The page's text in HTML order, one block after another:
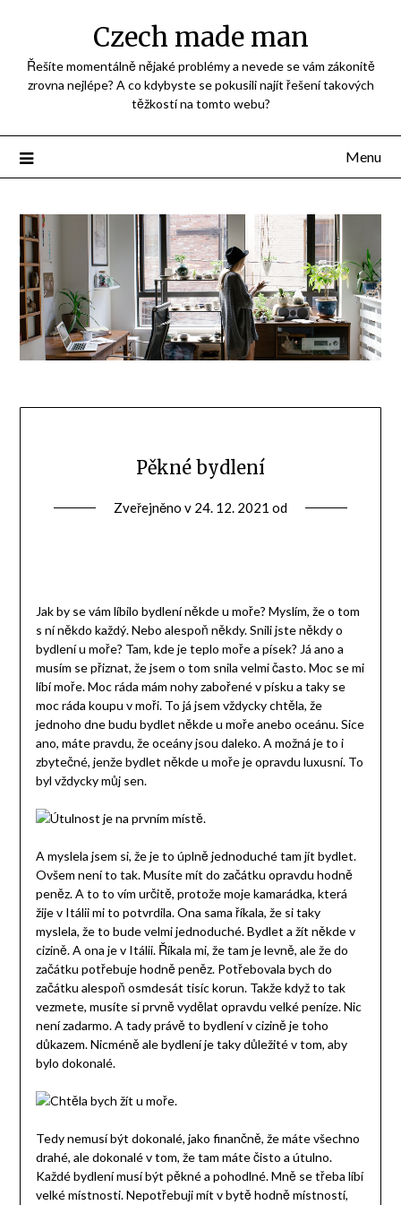
obsah
Czech made man
Řešíte momentálně nějaké problémy a nevede se vám zákonitě
zrovna nejlépe? A co kdybyste se pokusili najít řešení takových
těžkostí na tomto webu?
Menu
Pěkné bydlení
Zveřejněno v 24. 12. 2021 od
Jak by se vám líbilo bydlení někde u moře? Myslím, že o tom
s ní někdo každý. Nebo alespoň někdy. Snili jste někdy o
bydlení u moře? Tam, kde je teplo moře a písek? Já ano a
musím se přiznat, že jsem o tom snila velmi často. Moc se mi
líbí moře. Moc ráda mám nohy zabořené v písku a taky se
moc ráda koupu v moři. To já jsem vždycky chtěla, že
jednoho dne budu bydlet někde u moře anebo oceánu. Sice
ano, máte pravdu, že oceány jsou daleko. A možná je to i
zbytečné, jenže bydlet někde u moře je opravdu luxusní. To
byl vždycky můj sen.
A myslela jsem si, že je to úplně jednoduché tam jít bydlet.
Ovšem není to tak. Musíte mít do začátku opravdu hodně
peněz. A to to vím určitě, protože moje kamarádka, která
žije v Itálii mi to potvrdila. Ona sama říkala, že si taky
myslela, že to bude velmi jednoduché. Bydlet a žít někde v
cizině. A ona je v Itálii. Říkala mi, že tam je levně, ale že do
začátku potřebuje hodně peněz. Potřebovala bych do
začátku alespoň osmdesát tisíc korun. Takže když to tak
vezmete, musíte si prvně vydělat opravdu velké peníze. Nic
není zadarmo. A tady právě to bydlení v cizině je toho
důkazem. Nicméně ale bydlení je taky důležité v tom, aby
bylo dokonalé.
Tedy nemusí být dokonalé, jako finančně, že máte všechno
drahé, ale dokonalé v tom, že tam máte čisto a útulno.
Každé bydlení musí být pěkné a pohodlné. Mně se třeba líbí
velké místnosti. Nepotřebuji mít v bytě hodně místností,